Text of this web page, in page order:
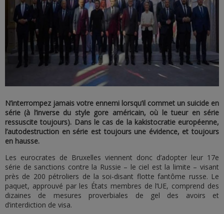
N’interrompez jamais votre ennemi lorsqu’il commet un suicide en
série (à l’inverse du style gore américain, où le tueur en série
ressuscite toujours). Dans le cas de la kakistocratie européenne,
l’autodestruction en série est toujours une évidence, et toujours
en hausse.
Les eurocrates de Bruxelles viennent donc d’adopter leur 17e
série de sanctions contre la Russie – le ciel est la limite – visant
près de 200 pétroliers de la soi-disant flotte fantôme russe. Le
paquet, approuvé par les États membres de l’UE, comprend des
dizaines de mesures proverbiales de gel des avoirs et
d’interdiction de visa.